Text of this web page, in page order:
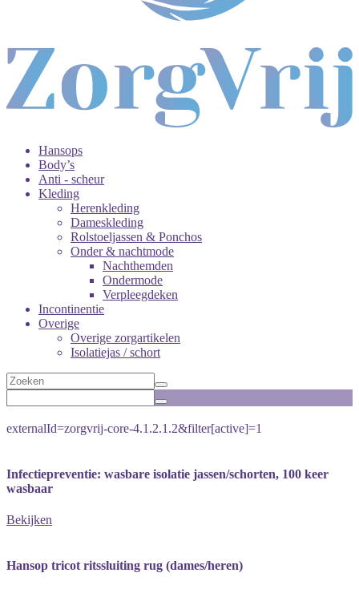
Hansops
Body’s
Anti - scheur
Kleding
Herenkleding
Dameskleding
Rolstoeljassen & Ponchos
Onder & nachtmode
Nachthemden
Ondermode
Verpleegdeken
Incontinentie
Overige
Overige zorgartikelen
Isolatiejas / schort
externalId=zorgvrij-core-4.1.2.1.2&filter[active]=1
Infectiepreventie: wasbare isolatie jassen/schorten, 100 keer
wasbaar
Bekijken
Hansop tricot ritssluiting rug (dames/heren)